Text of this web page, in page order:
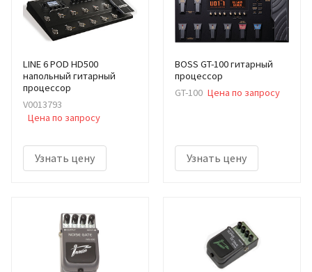
LINE 6 POD HD500
напольный гитарный
процессор
V0013793
Цена по запросу
Узнать цену
BOSS GT-100 гитарный
процессор
GT-100 Цена по запросу
Узнать цену